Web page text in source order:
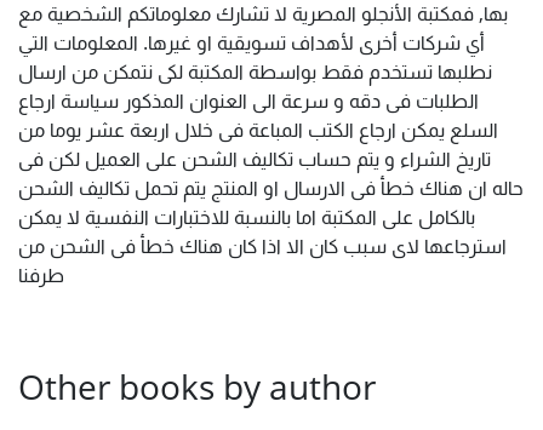
بها, فمكتبة الأنجلو المصرية لا تشارك معلوماتكم الشخصية مع
أي شركات أخرى لأهداف تسويقية او غيرها. المعلومات التي
نطلبها تستخدم فقط بواسطة المكتبة لكى نتمكن من ارسال
الطلبات فى دقه و سرعة الى العنوان المذكور سياسة ارجاع
السلع يمكن ارجاع الكتب المباعة فى خلال اربعة عشر يوما من
تاريخ الشراء و يتم حساب تكاليف الشحن على العميل لكن فى
حاله ان هناك خطأ فى الارسال او المنتج يتم تحمل تكاليف الشحن
بالكامل على المكتبة اما بالنسبة للاختبارات النفسية لا يمكن
استرجاعها لاى سبب كان الا اذا كان هناك خطأ فى الشحن من
طرفنا
Other books by author